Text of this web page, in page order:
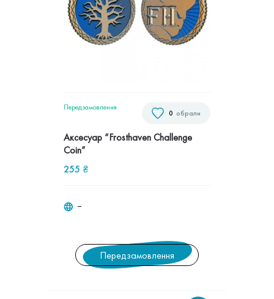
обрали
0
Передзамовлення
Аксесуар “Frosthaven Challenge
Coin”
255 ₴
‒
Передзамовлення